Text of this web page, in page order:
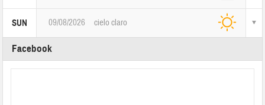
SUN 09/08/2026 cielo claro
Facebook